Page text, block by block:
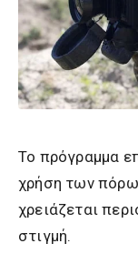
Το πρόγραμμα
χρήση των
χρειάζεται
στιγμή.